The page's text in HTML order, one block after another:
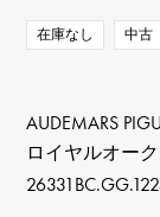
ヴィンテ
在庫なし 中古
AUDEMARS
ロイヤルオー